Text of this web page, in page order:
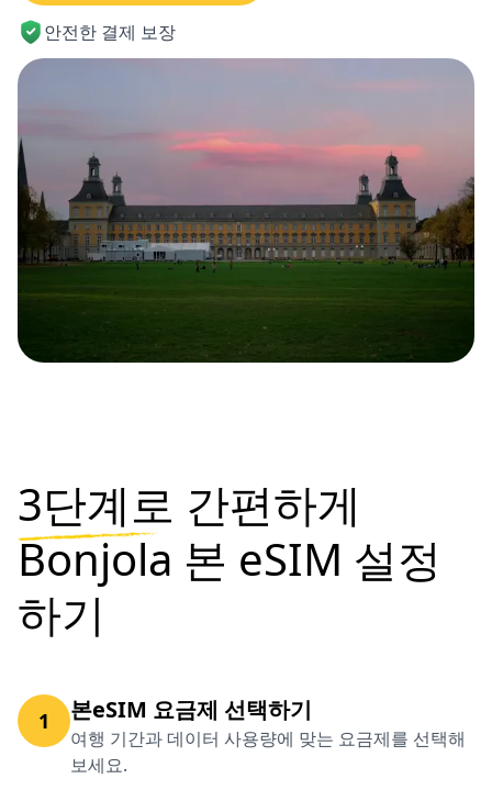
안전한 결제 보장
3단계로 간편하게
Bonjola 본 eSIM 설정
하기
1 본eSIM 요금제 선택하기
여행 기간과 데이터 사용량에 맞는 요금제를 선택해
보세요.